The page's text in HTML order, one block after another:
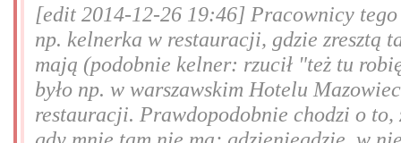
[edit 2014-12-26 19:46] Pracownicy
np. kelnerka w restauracji, gdzie zresztą
mają (podobnie kelner: rzucił "też tu
było np. w warszawskim Hotelu
restauracji. Prawdopodobnie chodzi o to,